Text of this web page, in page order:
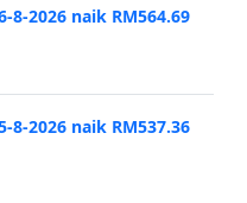
8-2026 naik RM564.69
8-2026 naik RM537.36